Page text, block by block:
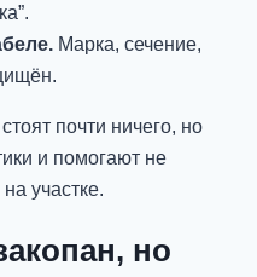
Марка, сечение,
почти ничего, но
и помогают не
участке.
но